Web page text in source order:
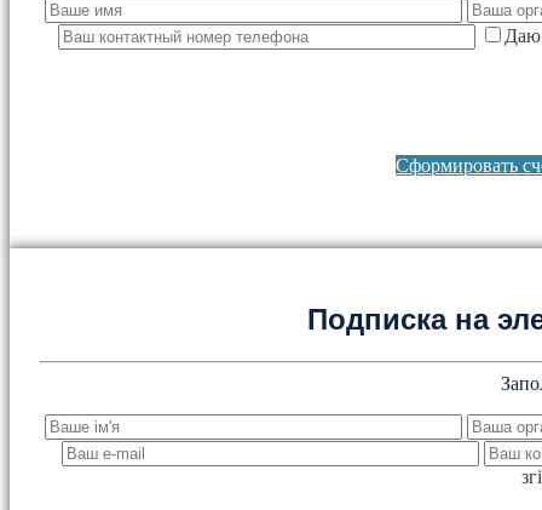
Даю
Сформировать
Подписка на